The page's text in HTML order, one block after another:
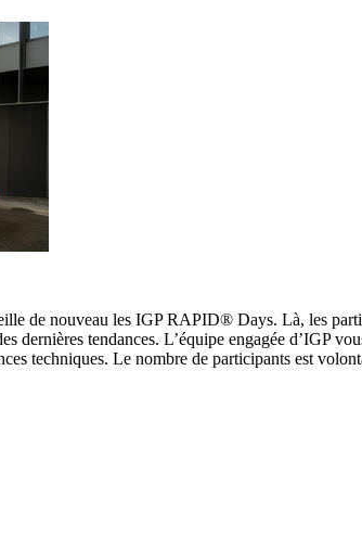
de nouveau les IGP RAPID® Days. Là, les
dernières tendances. L’équipe engagée d’IGP
techniques. Le nombre de participants est